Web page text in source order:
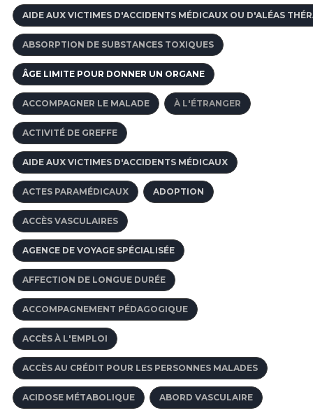
AIDE AUX VICTIMES D'ACCIDENTS MÉDICAUX OU D'ALÉAS
ABSORPTION DE SUBSTANCES TOXIQUES
ÂGE LIMITE POUR DONNER UN ORGANE
ACCOMPAGNER LE MALADE À L'ÉTRANGER
ACTIVITÉ DE GREFFE
AIDE AUX VICTIMES D'ACCIDENTS MÉDICAUX
ACTES PARAMÉDICAUX ADOPTION
ACCÈS VASCULAIRES
AGENCE DE VOYAGE SPÉCIALISÉE
AFFECTION DE LONGUE DURÉE
ACCOMPAGNEMENT PÉDAGOGIQUE
ACCÈS À L'EMPLOI
ACCÈS AU CRÉDIT POUR LES PERSONNES MALADES
ACIDOSE MÉTABOLIQUE ABORD VASCULAIRE